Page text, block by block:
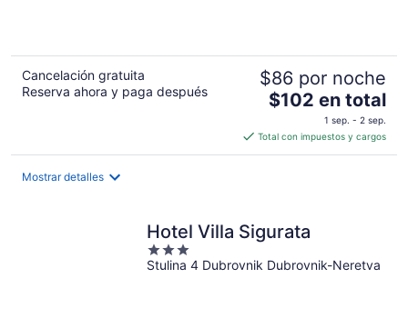
Cancelación gratuita
Reserva ahora y paga después
$86 por noche
El
es
de
por
noche
$102 en total
1 sep. - 2 sep.
Total con impuestos y cargos
Mostrar detalles
Hotel Villa Sigurata
3
out
Stulina 4 Dubrovnik Dubrovnik-Neretva